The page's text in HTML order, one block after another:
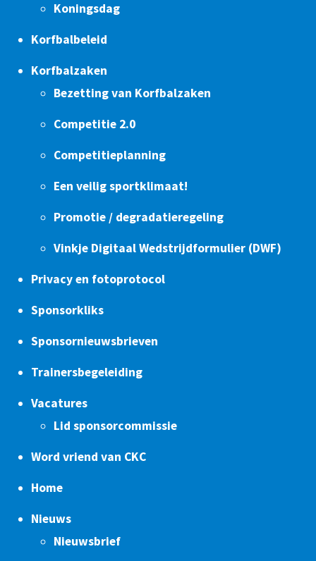
Koningsdag
Korfbalbeleid
Korfbalzaken
Bezetting van Korfbalzaken
Competitie 2.0
Competitieplanning
Een veilig sportklimaat!
Promotie / degradatieregeling
Vinkje Digitaal Wedstrijdformulier (DWF)
Privacy en fotoprotocol
Sponsorkliks
Sponsornieuwsbrieven
Trainersbegeleiding
Vacatures
Lid sponsorcommissie
Word vriend van CKC
Home
Nieuws
Nieuwsbrief